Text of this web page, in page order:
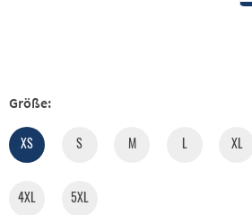
Größe:
XS S M L XL
4XL 5XL